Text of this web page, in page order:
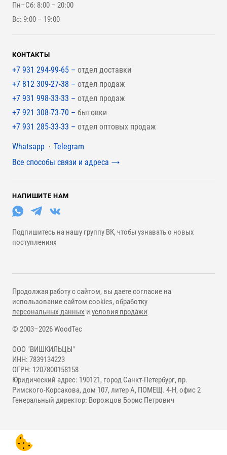
Для наружной отделки
Для покрытия крыши
Пн–Сб: 8:00 – 20:00
Вс: 9:00 – 19:00
КОНТАКТЫ
+7 931 294-99-65 – отдел доставки
+7 812 309-27-38 – отдел продаж
+7 931 998-33-33 – отдел продаж
+7 921 308-73-70 – бытовки
+7 931 285-33-33 – отдел оптовых продаж
Мессенджеры
Whatsapp
Telegram
Все способы связи и адреса
НАПИШИТЕ НАМ
Подпишитесь на нашу группу ВК, чтобы узнавать о новых
поступлениях
© 2003–2026 WoodTec
ООО "ВИШКИЛЬЦЫ"
ИНН: 7839134223
ОГРН: 1207800158158
Юридический адрес: 190121, город Санкт-Петербург, пр.
Римского-Корсакова, дом 107, литер А, ПОМЕЩ. 4-Н, офис 2
Генеральный директор: Ворожцов Борис Петрович
Продолжая работу с сайтом, вы даете согласие на
использование сайтом cookies, обработку
персональных данных и условия продажи